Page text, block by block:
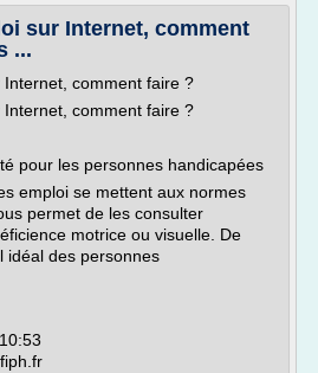
sur Internet, comment
...
comment faire ?
comment faire ?
pour les personnes handicapées
emploi se mettent aux normes
permet de les consulter
motrice ou visuelle. De
idéal des personnes